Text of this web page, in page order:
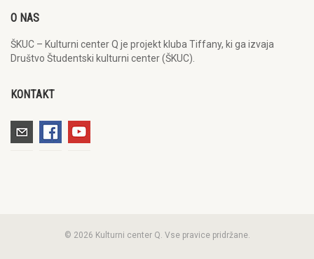
O NAS
ŠKUC – Kulturni center Q je projekt kluba Tiffany, ki ga izvaja
Društvo Študentski kulturni center (ŠKUC).
KONTAKT
© 2026 Kulturni center Q. Vse pravice pridržane.